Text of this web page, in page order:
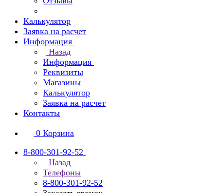
Калькулятор
Заявка на расчет
Информация
Назад
Информация
Реквизиты
Магазины
Калькулятор
Заявка на расчет
Контакты
0 Корзина
8-800-301-92-52
Назад
Телефоны
8-800-301-92-52